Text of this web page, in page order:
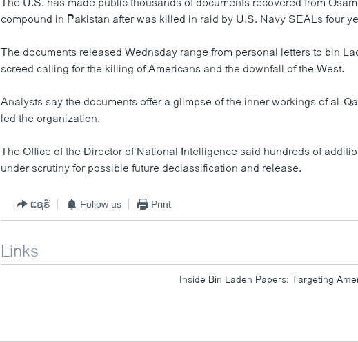
compound in Pakistan after was killed in raid by U.S. Navy SEALs four
The documents released Wednsday range from personal letters to bin
screed calling for the killing of Americans and the downfall of the West.
Analysts say the documents offer a glimpse of the inner workings of al-
led the organization.
The Office of the Director of National Intelligence said hundreds of
under scrutiny for possible future declassification and release.
ແຊຣ໌ Follow us Print
Links
Inside Bin Laden Papers: Targeting